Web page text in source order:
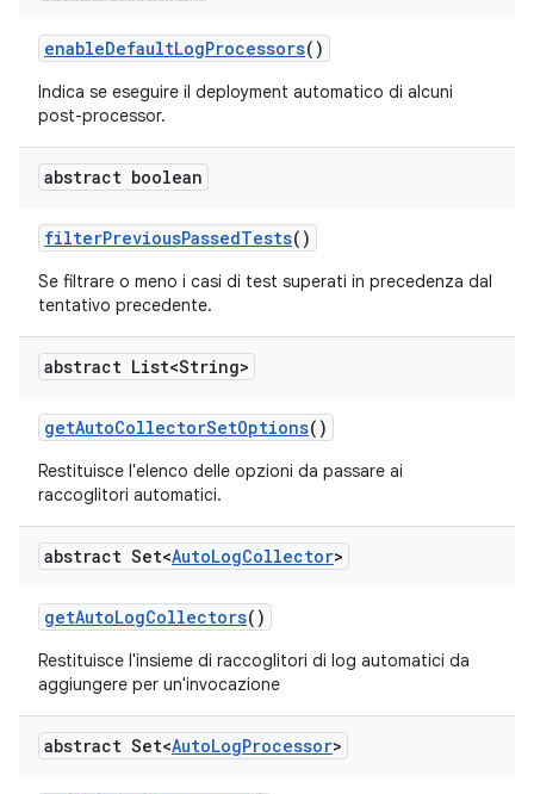
enableDefaultLogProcessors()
Indica se eseguire il deployment automatico di alcuni
post-processor.
abstract boolean
filterPreviousPassedTests()
Se filtrare o meno i casi di test superati in precedenza dal
tentativo precedente.
abstract List<String>
getAutoCollectorSetOptions()
Restituisce l'elenco delle opzioni da passare ai
raccoglitori automatici.
abstract Set<AutoLogCollector>
getAutoLogCollectors()
Restituisce l'insieme di raccoglitori di log automatici da
aggiungere per un'invocazione
abstract Set<AutoLogProcessor>